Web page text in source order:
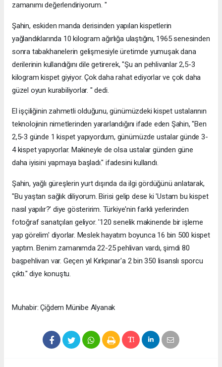
zamanımı değerlendiriyorum. "
Şahin, eskiden manda derisinden yapılan kispetlerin
yağlandıklarında 10 kilogram ağırlığa ulaştığını, 1965 senesinden
sonra tabakhanelerin gelişmesiyle üretimde yumuşak dana
derilerinin kullandığını dile getirerek, "Şu an pehlivanlar 2,5-3
kilogram kispet giyiyor. Çok daha rahat ediyorlar ve çok daha
güzel oyun kurabiliyorlar. " dedi.
El işçiliğinin zahmetli olduğunu, günümüzdeki kispet ustalarının
teknolojinin nimetlerinden yararlandığını ifade eden Şahin, "Ben
2,5-3 günde 1 kispet yapıyordum, günümüzde ustalar günde 3-
4 kispet yapıyorlar. Makineyle de olsa ustalar günden güne
daha iyisini yapmaya başladı." ifadesini kullandı.
Şahin, yağlı güreşlerin yurt dışında da ilgi gördüğünü anlatarak,
"Bu yaştan sağlık diliyorum. Birisi gelip dese ki 'Ustam bu kispet
nasıl yapılır?' diye gösteririm. Türkiye'nin farklı yerlerinden
fotoğraf sanatçıları geliyor. '120 senelik makinende bir işleme
yap görelim' diyorlar. Meslek hayatım boyunca 16 bin 500 kispet
yaptım. Benim zamanımda 22-25 pehlivan vardı, şimdi 80
başpehlivan var. Geçen yıl Kırkpınar'a 2 bin 350 lisanslı sporcu
çıktı." diye konuştu.
Muhabir: Çiğdem Münibe Alyanak